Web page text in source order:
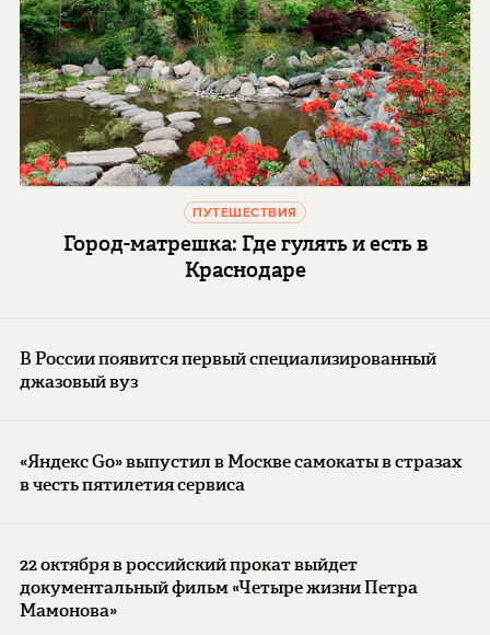
ПУТЕШЕСТВИЯ
Город-матрешка: Где гулять и есть в
Краснодаре
В России появится первый специализированный
джазовый вуз
«Яндекс Go» выпустил в Москве самокаты в стразах
в честь пятилетия сервиса
22 октября в российский прокат выйдет
документальный фильм «Четыре жизни Петра
Мамонова»